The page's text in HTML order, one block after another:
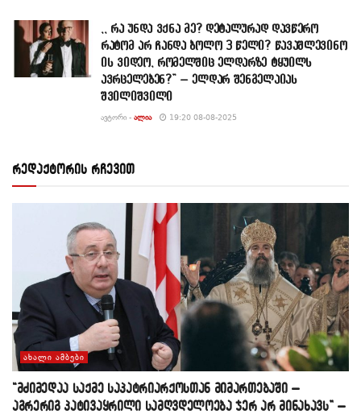
,, რა უნდა ვქნა მე? დეტალურად დავწერო
რატომ არ ჩანდა ბოლო 3 წელი? წავაშლევინო
ის ვიდეო, რომელშიც ელდარზე ტყუილს
ავრცელებენ?” – ელდარ შენგელაიას
შვილიშვილი
ᲐᲕᲢᲝᲠᲘ - ᲐᲚᲘᲐ 19:20 08-08-2025
რედაქტორის რჩევით
ᲐᲮᲐᲚᲘ ᲐᲛᲑᲔᲑᲘ
“მძიმედაა საქმე საპატრიარქოსთან მიმართებაში –
აგრერიგ პატივაყრილი სამღვდელოება ჯერ არ მინახავს” –